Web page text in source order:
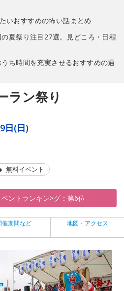
いおすすめの怖い話まとめ
の夏祭り注目27選。見どころ・日程
うち時間を充実させるおすすめの過
ラン祭り
日(日)
無料イベント
ントランキン>グ：第6位
催期間など 地図・アクセス